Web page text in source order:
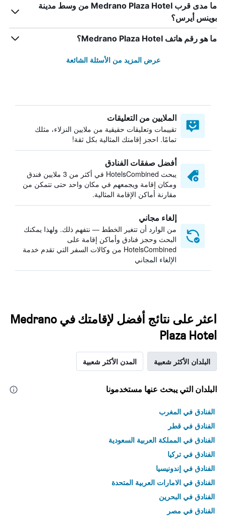
ما مدى قرب Medrano Plaza Hotel من وسط مدينة
بوينس أيرس؟
ما هو رقم هاتف Medrano Plaza Hotel؟
عرض المزيد من الأسئلة الشائعة
الملايين من التعليقات
تقييمات وتعليقات حقيقية من ملايين النزلاء، مثلك
تمامًا. احجز إقامتك المثالية بكل ثقة!
أفضل صفقات الفنادق
يبحث HotelsCombined في أكثر من 3 ملايين فندق
ومكان إقامة ويجمعهم في مكان واحد حتى تتمكن من
مقارنة أماكن الإقامة المثالية.
إلغاء مجاني
من الوارد أن تتغير الخطط — نتفهم ذلك. ولهذا يمكنك
البحث وحجز فنادق وأماكن إقامة على
HotelsCombined من وكالات السفر التي تقدم خدمة
الإلغاء المجاني
اعثر على نتائج أفضل لإقامتك في Medrano
Plaza Hotel
البلدان الأكثر شعبية المدن الأكثر شعبية
البلدان التي يبحث عنها مستخدمونا
الفنادق في المغرب
الفنادق في قطر
الفنادق في المملكة العربية السعودية
الفنادق في تركيا
الفنادق في إندونيسيا
الفنادق في الامارات العربية المتحدة
الفنادق في البحرين
الفنادق في مصر